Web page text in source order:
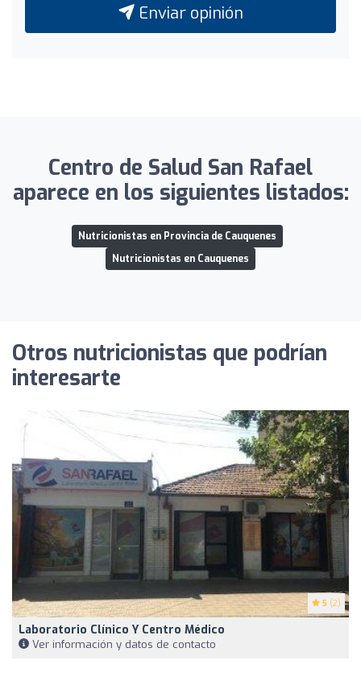
Enviar opinión
Centro de Salud San Rafael
aparece en los siguientes listados:
Nutricionistas en Provincia de Cauquenes
Nutricionistas en Cauquenes
Otros nutricionistas que podrían
interesarte
5 (2)
Laboratorio Clínico Y Centro Médico
Ver información y datos de contacto